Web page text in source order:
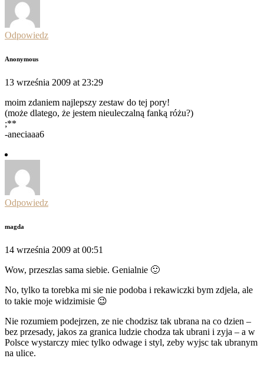
Odpowiedz
Anonymous
13 września 2009 at 23:29
moim zdaniem najlepszy zestaw do tej pory!
(może dlatego, że jestem nieuleczalną fanką różu?)
;**
-aneciaaa6
Odpowiedz
magda
14 września 2009 at 00:51
Wow, przeszlas sama siebie. Genialnie 🙂
No, tylko ta torebka mi sie nie podoba i rekawiczki bym zdjela, ale
to takie moje widzimisie 😉
Nie rozumiem podejrzen, ze nie chodzisz tak ubrana na co dzien –
bez przesady, jakos za granica ludzie chodza tak ubrani i zyja – a w
Polsce wystarczy miec tylko odwage i styl, zeby wyjsc tak ubranym
na ulice.